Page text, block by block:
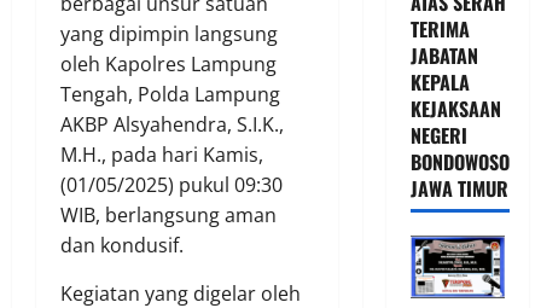
yang dipimpin langsung
oleh Kapolres Lampung
Tengah, Polda Lampung
AKBP Alsyahendra, S.I.K.,
M.H., pada hari Kamis,
(01/05/2025) pukul 09:30
WIB, berlangsung aman
dan kondusif.
Kegiatan yang digelar oleh
TERIMA
JABATAN
KEPALA
KEJAKSAAN
NEGERI
BONDOWOSO
JAWA TIMUR